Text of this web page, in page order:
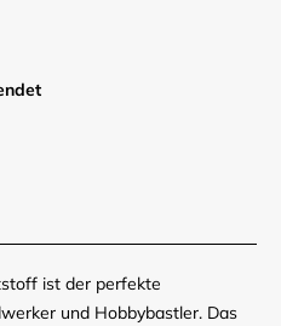
ist der perfekte
und Hobbybastler. Das